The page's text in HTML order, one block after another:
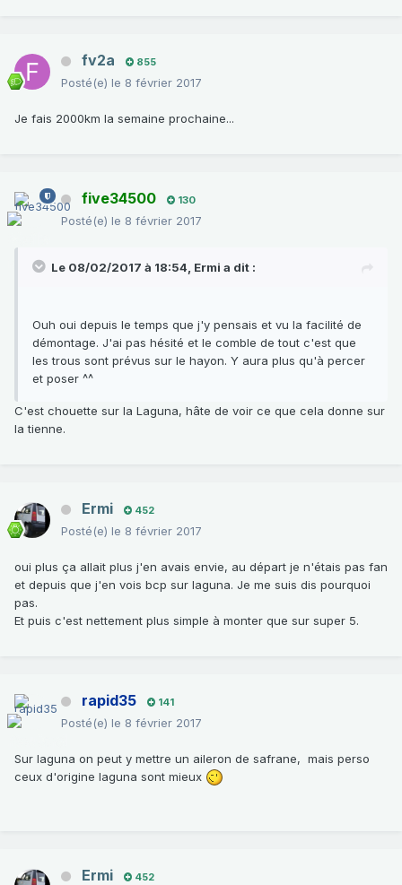
fv2a 855
Posté(e) le 8 février 2017
Je fais 2000km la semaine prochaine...
five34500 130
Posté(e) le 8 février 2017
Le 08/02/2017 à 18:54, Ermi a dit :
Ouh oui depuis le temps que j'y pensais et vu la facilité de
démontage. J'ai pas hésité et le comble de tout c'est que
les trous sont prévus sur le hayon. Y aura plus qu'à percer
et poser ^^
C'est chouette sur la Laguna, hâte de voir ce que cela donne sur
la tienne.
Ermi 452
Posté(e) le 8 février 2017
oui plus ça allait plus j'en avais envie, au départ je n'étais pas fan
et depuis que j'en vois bcp sur laguna. Je me suis dis pourquoi
pas.
Et puis c'est nettement plus simple à monter que sur super 5.
rapid35 141
Posté(e) le 8 février 2017
Sur laguna on peut y mettre un aileron de safrane, mais perso
ceux d'origine laguna sont mieux
Ermi 452